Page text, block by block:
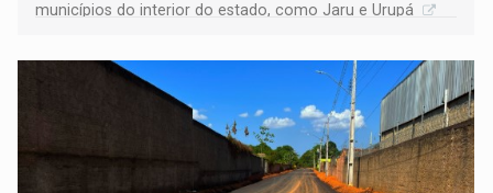
municípios do interior do estado, como Jaru e Urupá